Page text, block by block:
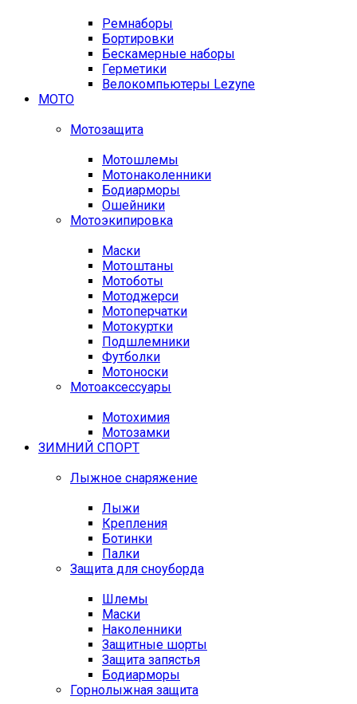
Ремнаборы
Бортировки
Бескамерные наборы
Герметики
Велокомпьютеры Lezyne
МОТО
Мотозащита
Мотошлемы
Мотонаколенники
Бодиарморы
Ошейники
Мотоэкипировка
Маски
Мотоштаны
Мотоботы
Мотоджерси
Мотоперчатки
Мотокуртки
Подшлемники
Футболки
Мотоноски
Мотоаксессуары
Мотохимия
Мотозамки
ЗИМНИЙ СПОРТ
Лыжное снаряжение
Лыжи
Крепления
Ботинки
Палки
Защита для сноуборда
Шлемы
Маски
Наколенники
Защитные шорты
Защита запястья
Бодиарморы
Горнолыжная защита